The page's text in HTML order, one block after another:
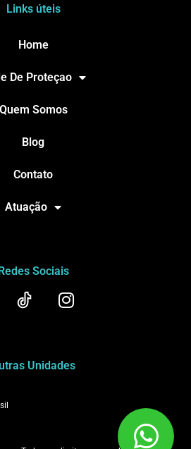
Links úteis
Home
De Proteçao
Quem Somos
Blog
Contato
Atuação
Sociais
Unidades